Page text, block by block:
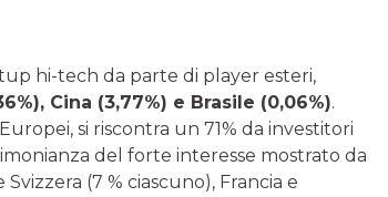
hi-tech da parte di player esteri,
Cina (3,77%) e Brasile (0,06%).
si riscontra un 71% da investitori
del forte interesse mostrato da
(7 % ciascuno), Francia e